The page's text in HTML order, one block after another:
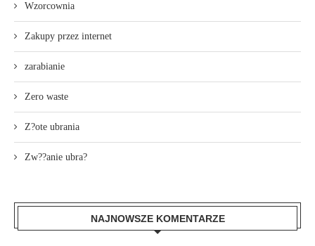
Wzorcownia
Zakupy przez internet
zarabianie
Zero waste
Z?ote ubrania
Zw??anie ubra?
NAJNOWSZE KOMENTARZE